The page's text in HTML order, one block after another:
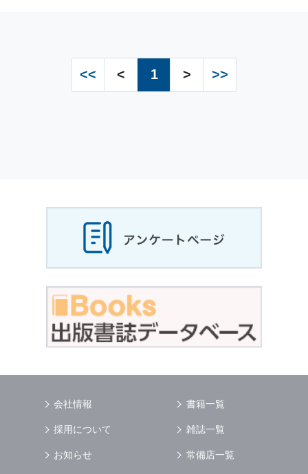
<< < 1 > >>
会社情報
採用について
お知らせ
書籍一覧
雑誌一覧
常備店一覧